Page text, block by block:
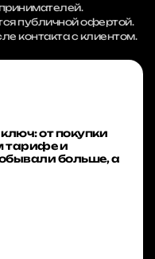
публичной офертой.
контакта с клиентом.
от покупки
тарифе и
больше, а